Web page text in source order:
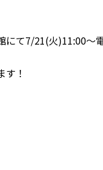
て7/21(火)11:00〜
！